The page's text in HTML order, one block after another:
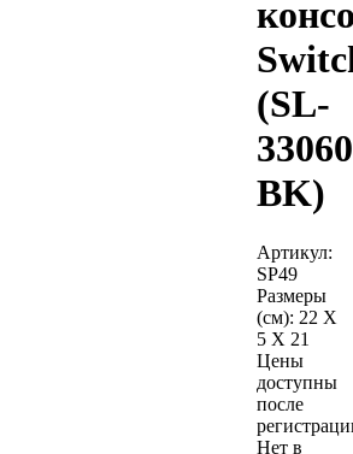
(SL-
BK)
Артикул:
SP49
Размеры
(см): 22 X
5 X 21
Цены
доступны
после
Нет в